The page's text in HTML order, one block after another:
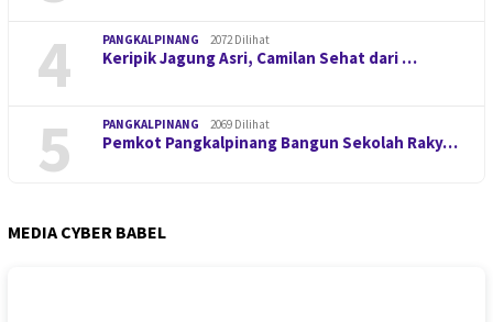
4 PANGKALPINANG 2072 Dilihat
Keripik Jagung Asri, Camilan Sehat dari …
5 PANGKALPINANG 2069 Dilihat
Pemkot Pangkalpinang Bangun Sekolah Raky…
MEDIA CYBER BABEL